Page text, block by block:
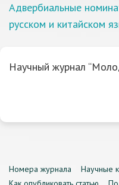
Адвербиальные
русском и китайском
Научный журнал
Номера журнала Научные